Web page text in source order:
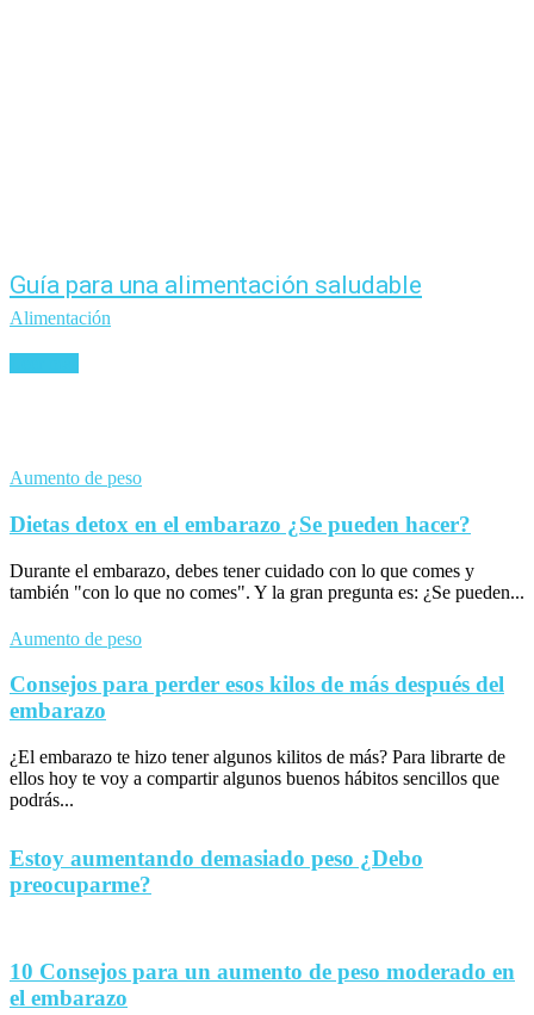
Guía para una alimentación saludable
Alimentación
Aumento de peso
Dietas detox en el embarazo ¿Se pueden hacer?
Durante el embarazo, debes tener cuidado con lo que comes y
también "con lo que no comes". Y la gran pregunta es: ¿Se pueden...
Aumento de peso
Consejos para perder esos kilos de más después del
embarazo
¿El embarazo te hizo tener algunos kilitos de más? Para librarte de
ellos hoy te voy a compartir algunos buenos hábitos sencillos que
podrás...
Estoy aumentando demasiado peso ¿Debo
preocuparme?
10 Consejos para un aumento de peso moderado en
el embarazo